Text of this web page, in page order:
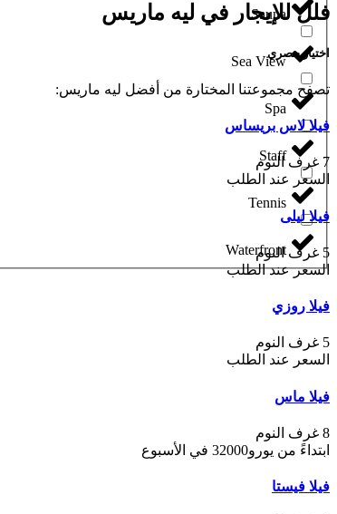
Sauna
Sea View
Spa
Staff
Tennis
Waterfront
فلل للإيجار في ليه ماريس
اختيار حصري
تصفح مجموعتنا المختارة من أفضل ليه ماريس:
فيلا لاس بريساس
7 غرف النوم
السعر عند الطلب
فيلا ليلى
5 غرف النوم
السعر عند الطلب
فيلا روزي
5 غرف النوم
السعر عند الطلب
فيلا ماس
8 غرف النوم
ابتداءً من يورو32000 في الأسبوع
فيلا فيستا